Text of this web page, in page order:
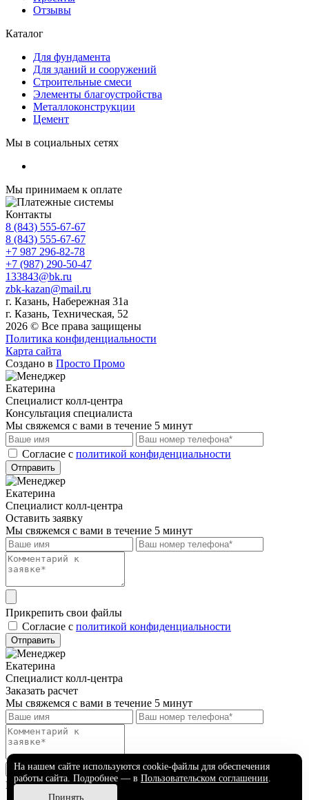
Отзывы
Каталог
Для фундамента
Для зданий и сооружений
Строительные смеси
Элементы благоустройства
Металлоконструкции
Цемент
Мы в социальных сетях
Мы принимаем к оплате
Контакты
8 (843) 555-67-67
8 (843) 555-67-67
+7 987 296-82-78
+7 (987) 290-50-47
133843@bk.ru
zbk-kazan@mail.ru
г. Казань, Набережная 31а
г. Казань, Техническая, 52
2026 © Все права защищены
Политика конфиденциальности
Карта сайта
Создано в Просто Промо
Екатерина
Специалист колл-центра
Консультация специалиста
Мы свяжемся с вами в течение 5 минут
Cогласие с политикой конфиденциальности
Отправить
Екатерина
Специалист колл-центра
Оставить заявку
Мы свяжемся с вами в течение 5 минут
Прикрепить свои файлы
Cогласие с политикой конфиденциальности
Отправить
Екатерина
Специалист колл-центра
Заказать расчет
Мы свяжемся с вами в течение 5 минут
Прикрепить свои файлы
На нашем сайте используются cookie-файлы для обеспечения
работы сайта. Подробнее — в Пользовательском соглашении.
Принять